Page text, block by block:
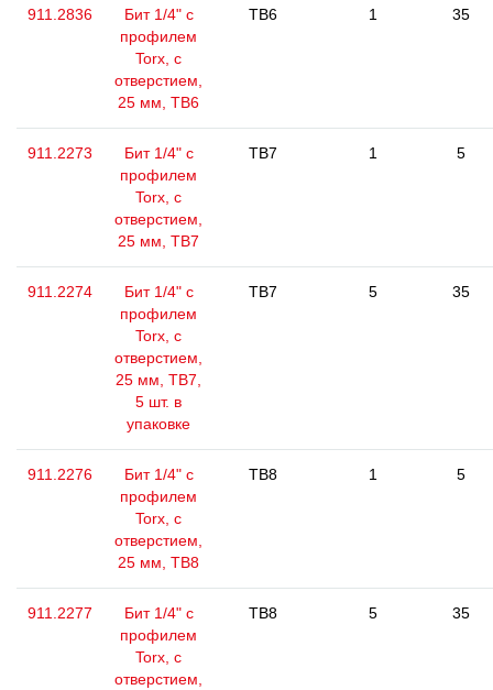
911.2836
Бит 1/4" с
профилем
Torx, с
отверстием,
25 мм, ТВ6
TB6 1 35
911.2273
Бит 1/4" с
профилем
Torx, с
отверстием,
25 мм, ТВ7
TB7 1 5
911.2274
Бит 1/4" с
профилем
Torx, с
отверстием,
25 мм, ТВ7,
5 шт. в
упаковке
TB7 5 35
911.2276
Бит 1/4" с
профилем
Torx, с
отверстием,
25 мм, ТВ8
TB8 1 5
911.2277
Бит 1/4" с
профилем
Torx, с
отверстием,
TB8 5 35